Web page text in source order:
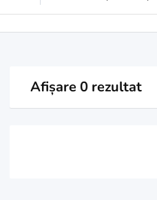
Afișare 0 rezultat